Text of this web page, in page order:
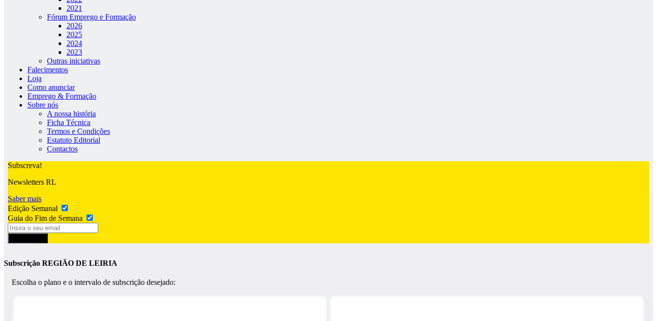
2021
Fórum Emprego e Formação
2026
2025
2024
2023
Outras iniciativas
Falecimentos
Loja
Como anunciar
Emprego & Formação
Sobre nós
A nossa história
Ficha Técnica
Termos e Condições
Estatuto Editorial
Contactos
Subscreva!
Newsletters RL
Saber mais
Edição Semanal
Guia do Fim de Semana
Subscrição REGIÃO DE LEIRIA
Escolha o plano e o intervalo de subscrição desejado: